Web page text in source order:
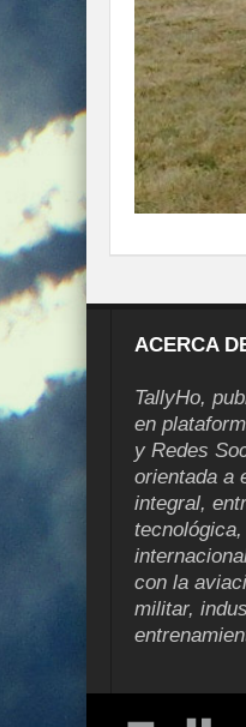
ACERCA
TallyHo,
en
y Redes
orientada a
integral,
con la
militar,